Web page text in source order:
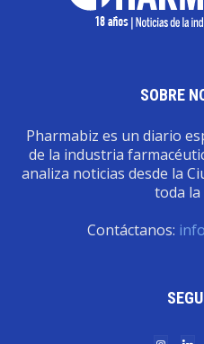
SOBRE
Pharmabiz es un diario
de la industria
analiza noticias desde la
toda
Contáctanos: